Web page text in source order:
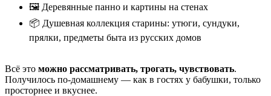
🖼 Деревянные панно и картины на стенах
📦 Душевная коллекция старины: утюги, сундуки,
прялки, предметы быта из русских домов
Всё это можно рассматривать, трогать, чувствовать.
Получилось по-домашнему — как в гостях у бабушки, только
просторнее и вкуснее.